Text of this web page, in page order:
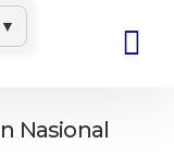
▼
Nasional